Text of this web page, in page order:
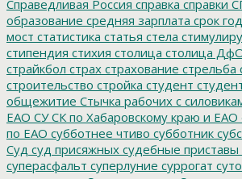
Справедливая Россия справка справки
образование средняя зарплата срок
мост статистика статья стела
стипендия стихия столица столица
страйкбол страх страхование стрельба
строительство стройка студент
общежитие Стычка рабочих с
ЕАО СУ СК по Хабаровскому краю и ЕАО
по ЕАО субботнее чтиво субботник
Суд суд присяжных судебные приставы
суперасфальт суперлуние суррогат